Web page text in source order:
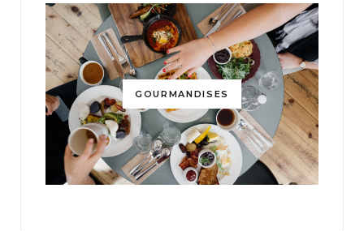
GOURMANDISES